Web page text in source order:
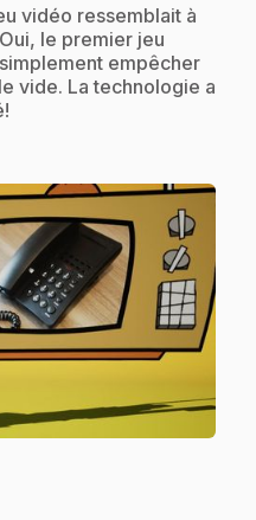
vidéo ressemblait à
le premier jeu
empêcher
vide. La technologie a